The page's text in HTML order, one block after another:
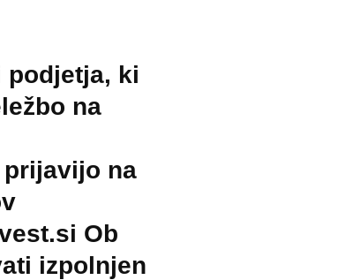
podjetja, ki
na
na
Ob
izpolnjen